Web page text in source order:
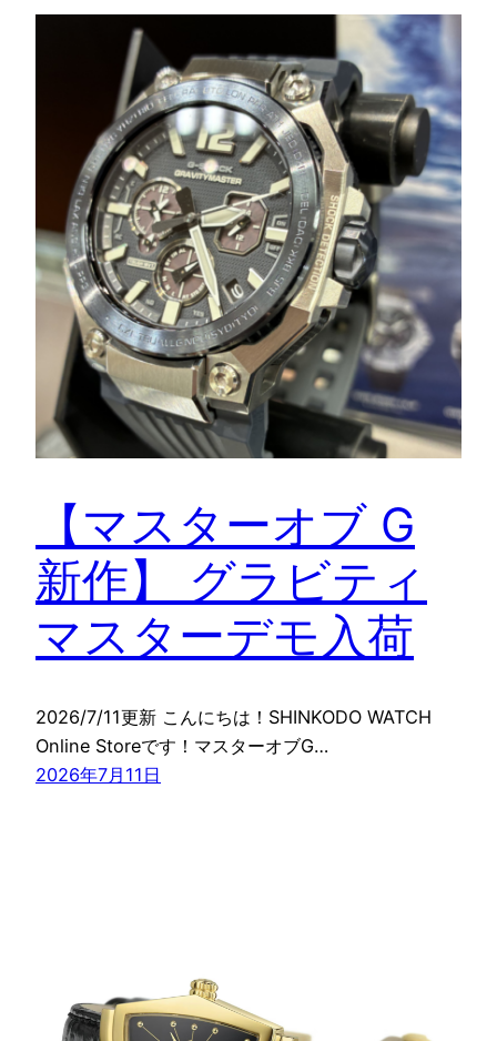
【マスターオブ G
新作】 グラビティ
マスターデモ入荷
2026/7/11更新 こんにちは！SHINKODO WATCH
Online Storeです！マスターオブG…
2026年7月11日